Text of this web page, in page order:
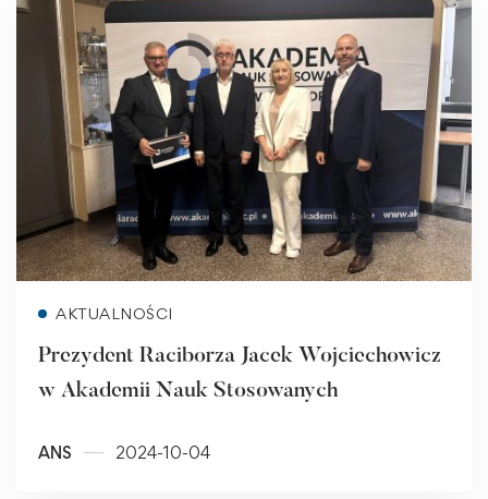
AKTUALNOŚCI
Prezydent Raciborza Jacek Wojciechowicz
w Akademii Nauk Stosowanych
ANS 2024-10-04